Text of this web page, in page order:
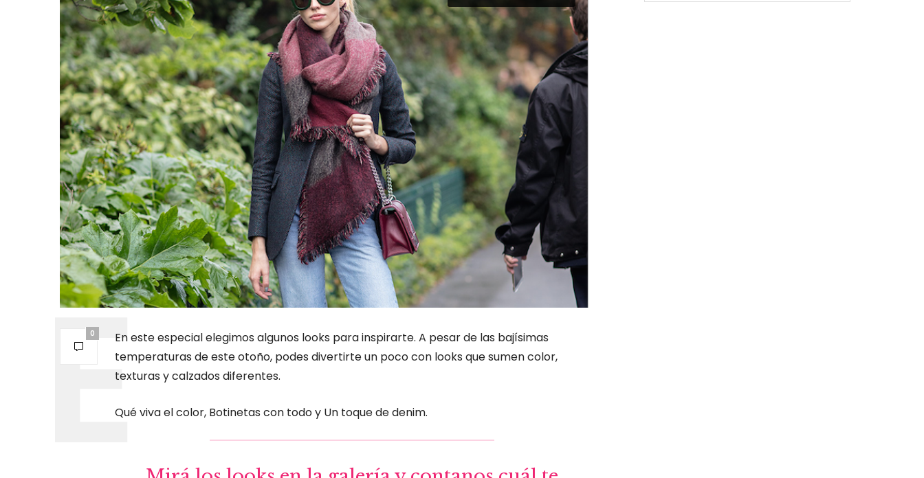
0
En este especial elegimos algunos looks para inspirarte. A pesar de las bajísimas
temperaturas de este otoño, podes divertirte un poco con looks que sumen color,
texturas y calzados diferentes.
Qué viva el color, Botinetas con todo y Un toque de denim.